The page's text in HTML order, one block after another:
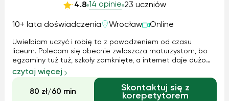
4.8 14 opinie 23 uczniów
10+ lata doświadczenia Wrocław Online
Uwielbiam uczyć i robię to z powodzeniem od czasu
liceum. Polecam się obecnie zwłaszcza maturzystom, bo
egzaminy tuż tuż, szkoły zamknięte, a internet daje dużo
możliwości korepetycyjnych. Staram się zawsze
dostosować do indywidualnych potrzeb i preferencji ucznia,
szukając coraz to nowych metod pom...
czytaj więcej
80 zł/60 min
Skontaktuj się z
korepetytorem